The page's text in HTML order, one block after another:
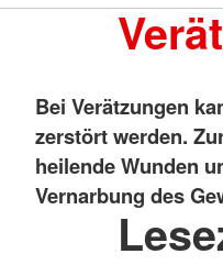
Bei Verätzungen
zerstört werden.
heilende Wunden
Vernarbung des